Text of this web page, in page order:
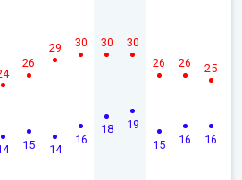
15
26
14
29
16
30
18
30
19
30
15
26
16
26
16
25